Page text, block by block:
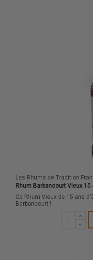
Les Rhums de Tradition
Rhum Barbancourt Vieux
Ce Rhum Vieux de 15 ans
Barbancourt !